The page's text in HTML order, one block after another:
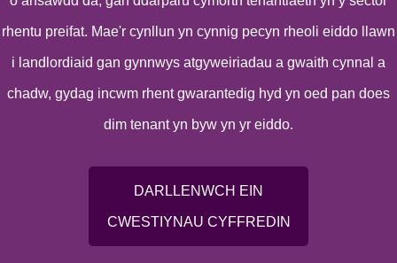
rhentu preifat. Mae'r cynllun yn cynnig pecyn rheoli eiddo llawn
i landlordiaid gan gynnwys atgyweiriadau a gwaith cynnal a
chadw, gydag incwm rhent gwarantedig hyd yn oed pan does
dim tenant yn byw yn yr eiddo.
DARLLENWCH EIN
CWESTIYNAU CYFFREDIN